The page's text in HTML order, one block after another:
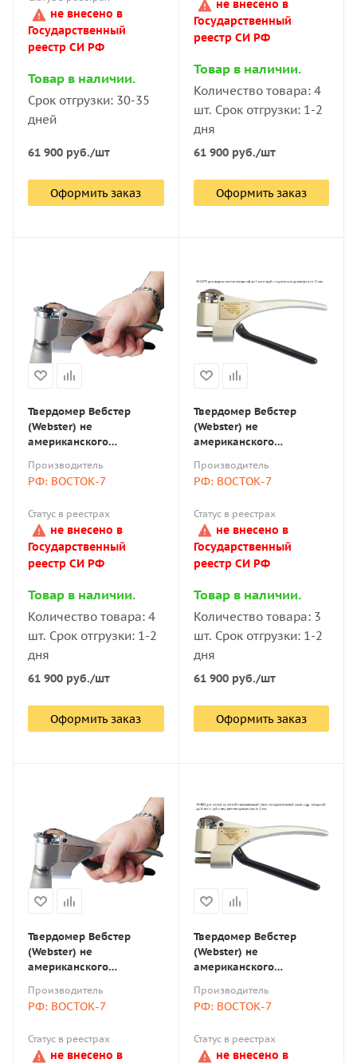
не внесено в
Государственный
реестр СИ РФ
Товар в наличии.
Срок отгрузки: 30-35
дней
61 900 руб./шт
Оформить заказ
не внесено в
Государственный
реестр СИ РФ
Товар в наличии.
Количество товара: 4
шт. Срок отгрузки: 1-2
дня
61 900руб./шт
Оформить заказ
Твердомер Вебстер
(Webster) не
американского
для латунных листов
толщиной до 8 мм и труб
от 6 мм
Производитель
РФ: ВОСТОК-7
Статус в реестрах
не внесено в
Государственный
реестр СИ РФ
Товар в наличии.
Количество товара: 4
шт. Срок отгрузки: 1-2
дня
61 900 руб./шт
Оформить заказ
Твердомер Вебстер
(Webster) не
американского
для медных листов
толщиной до 6 мм и труб
от 10 мм
Производитель
РФ: ВОСТОК-7
Статус в реестрах
не внесено в
Государственный
реестр СИ РФ
Товар в наличии.
Количество товара: 3
шт. Срок отгрузки: 1-2
дня
61 900руб./шт
Оформить заказ
Твердомер Вебстер
(Webster) не
американского
для медных листов
толщиной до 8 мм и труб
от 6 мм
Производитель
РФ: ВОСТОК-7
Статус в реестрах
не внесено в
Твердомер Вебстер
(Webster) не
американского
листов из мягкой
нержавеющей стали,
др. толщиной до 6 мм
Производитель
РФ: ВОСТОК-7
Статус в реестрах
не внесено в